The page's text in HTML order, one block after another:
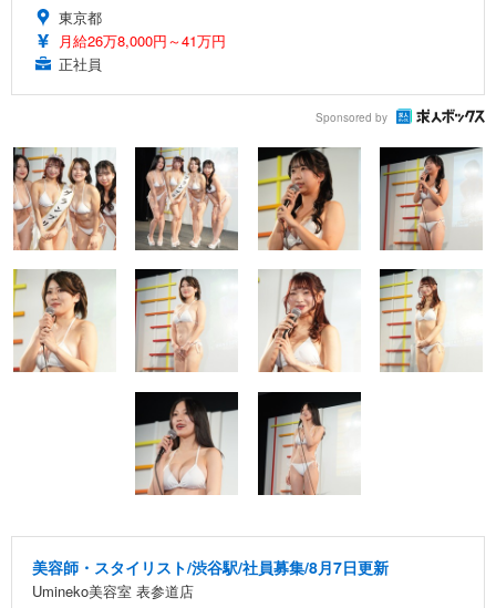
東京都
月給26万8,000円～41万円
正社員
Sponsored by
美容師・スタイリスト/渋谷駅/社員募集/8月7日更新
Umineko美容室 表参道店